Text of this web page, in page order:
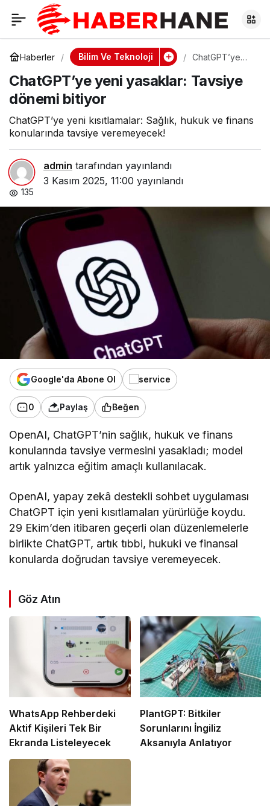
Haberler Bilim Ve Teknoloji
ChatGPT’ye
Tavsiye
dönemi bitiyor
ChatGPT’ye yeni yasaklar: Tavsiye
dönemi bitiyor
ChatGPT’ye yeni kısıtlamalar: Sağlık, hukuk ve finans
konularında tavsiye veremeyecek!
admin tarafından yayınlandı
3 Kasım 2025, 11:00 yayınlandı
135
Google'da Abone Ol
0 Paylaş Beğen
OpenAI, ChatGPT’nin sağlık, hukuk ve finans
konularında tavsiye vermesini yasakladı; model
artık yalnızca eğitim amaçlı kullanılacak.
OpenAI, yapay zekâ destekli sohbet uygulaması
ChatGPT için yeni kısıtlamaları yürürlüğe koydu.
29 Ekim’den itibaren geçerli olan düzenlemelerle
birlikte ChatGPT, artık tıbbi, hukuki ve finansal
konularda doğrudan tavsiye veremeyecek.
Göz Atın
WhatsApp Rehberdeki
Aktif Kişileri Tek Bir
Ekranda Listeleyecek
PlantGPT: Bitkiler
Sorunlarını İngiliz
Aksanıyla Anlatıyor
ChatGPT’ye yeni
yasaklar: Tavsiye
dönemi bitiyor